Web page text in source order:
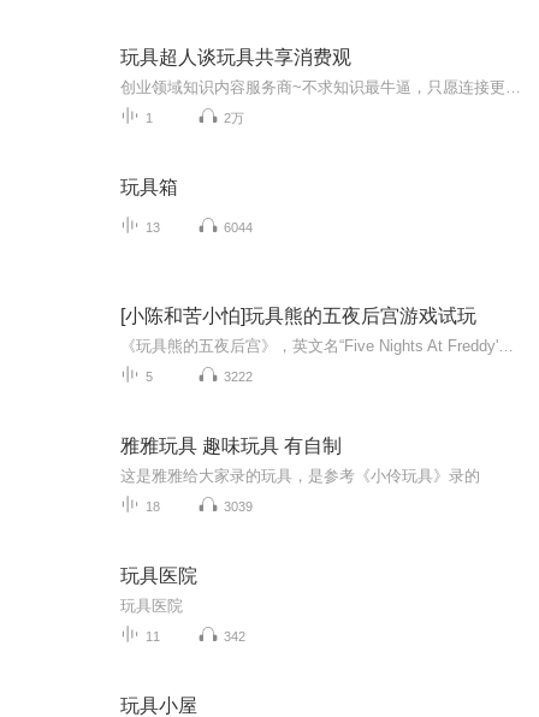
玩具超人谈玩具共享消费观
1 2万
玩具箱
13 6044
[小陈和苦小怕]玩具熊的五夜后宫游戏试玩
5 3222
雅雅玩具 趣味玩具 有自制
这是雅雅给大家录的玩具，是参考《小伶玩具》录的
18 3039
玩具医院
玩具医院
11 342
玩具小屋